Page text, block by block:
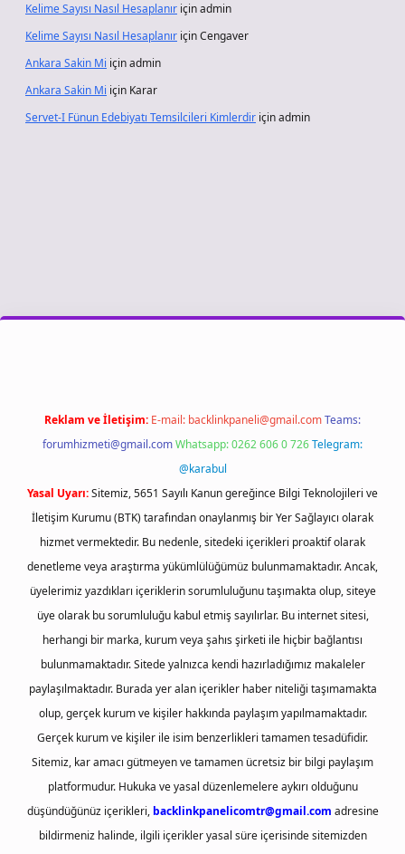
Kelime Sayısı Nasıl Hesaplanır içinadmin
Kelime Sayısı Nasıl Hesaplanır içinCengaver
Ankara Sakin Mi içinadmin
Ankara Sakin Mi için Karar
Servet-I Fünun Edebiyatı Temsilcileri Kimlerdir içinadmin
Reklam ve İletişim: E-mail: backlinkpaneli@gmail.comTeams:
forumhizmeti@gmail.comWhatsapp: 0262 606 0 726Telegram:
@karabul
Yasal Uyarı:Sitemiz, 5651 Sayılı Kanun gereğince Bilgi Teknolojileri ve
İletişim Kurumu (BTK) tarafından onaylanmış bir Yer Sağlayıcı olarak
hizmet vermektedir. Bu nedenle, sitedeki içerikleri proaktif olarak
denetleme veya araştırma yükümlülüğümüz bulunmamaktadır. Ancak,
üyelerimiz yazdıkları içeriklerin sorumluluğunu taşımakta olup, siteye
üye olarak bu sorumluluğu kabul etmiş sayılırlar. Bu internet sitesi,
herhangi bir marka, kurum veya şahıs şirketi ile hiçbir bağlantısı
bulunmamaktadır. Sitede yalnızca kendi hazırladığımız makaleler
paylaşılmaktadır. Burada yer alan içerikler haber niteliği taşımamakta
olup, gerçek kurum ve kişiler hakkında paylaşım yapılmamaktadır.
Gerçek kurum ve kişiler ile isim benzerlikleri tamamen tesadüfidir.
Sitemiz, kar amacı gütmeyen ve tamamen ücretsiz bir bilgi paylaşım
platformudur. Hukuka ve yasal düzenlemelere aykırı olduğunu
düşündüğünüz içerikleri, backlinkpanelicomtr@gmail.com adresine
bildirmeniz halinde, ilgili içerikler yasal süre içerisinde sitemizden